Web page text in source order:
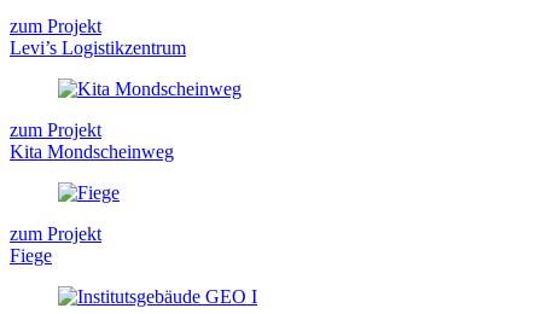
zum Projekt
Levi’s Logistikzentrum
zum Projekt
Kita Mondscheinweg
zum Projekt
Fiege